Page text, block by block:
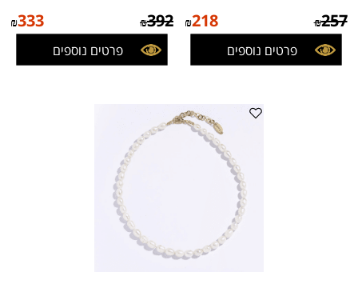
₪257
₪218
פרטים נוספים
₪392
₪333
פרטים נוספים